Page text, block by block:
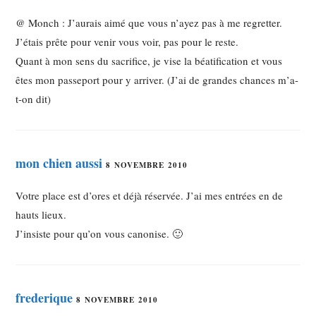
@ Monch : J’aurais aimé que vous n’ayez pas à me regretter.
J’étais prête pour venir vous voir, pas pour le reste.
Quant à mon sens du sacrifice, je vise la béatification et vous
êtes mon passeport pour y arriver. (J’ai de grandes chances m’a-
t-on dit)
mon chien aussi 8 NOVEMBRE 2010
Votre place est d’ores et déjà réservée. J’ai mes entrées en de
hauts lieux.
J’insiste pour qu’on vous canonise. 🙂
frederique 8 NOVEMBRE 2010